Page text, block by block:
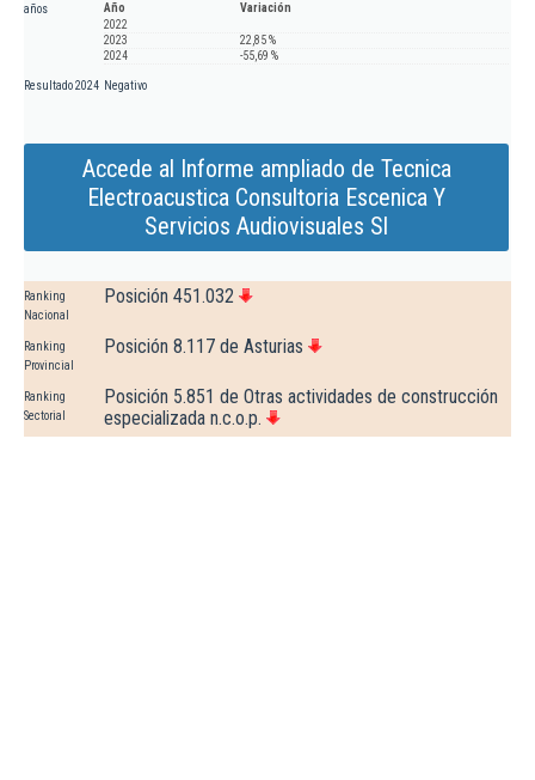
años
Año
Variación
2022
2023
22,85 %
2024
-55,69 %
Resultado 2024 Negativo
Accede al Informe ampliado de Tecnica
Electroacustica Consultoria Escenica Y
Servicios Audiovisuales Sl
Ranking
Nacional
Posición 451.032
Ranking
Provincial
Posición 8.117 de Asturias
Ranking
Sectorial
Posición 5.851 de Otras actividades de construcción
especializada n.c.o.p.